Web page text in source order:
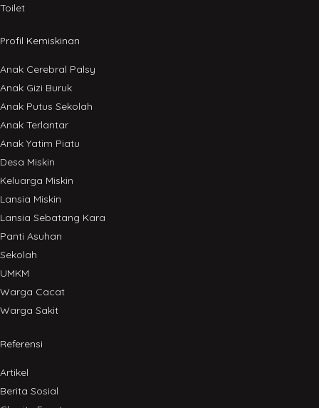
Toilet
Profil Kemiskinan
Anak Cerebral Palsy
Anak Gizi Buruk
Anak Putus Sekolah
Anak Terlantar
Anak Yatim Piatu
Desa Miskin
Keluarga Miskin
Lansia Miskin
Lansia Sebatang Kara
Panti Asuhan
Sekolah
UMKM
Warga Cacat
Warga Sakit
Referensi
Artikel
Berita Sosial